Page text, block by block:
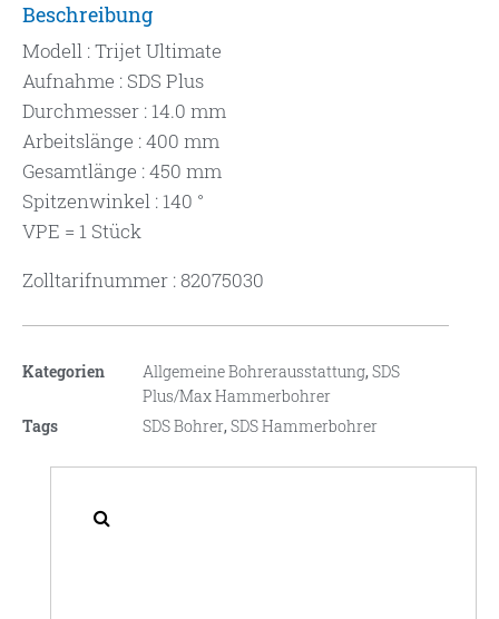
Beschreibung
Modell : Trijet Ultimate
Aufnahme : SDS Plus
Durchmesser : 14.0 mm
Arbeitslänge : 400 mm
Gesamtlänge : 450 mm
Spitzenwinkel : 140 °
VPE = 1 Stück
Zolltarifnummer : 82075030
Kategorien Allgemeine Bohrerausstattung,SDS
Plus/Max Hammerbohrer
Tags
SDS Bohrer,SDS Hammerbohrer